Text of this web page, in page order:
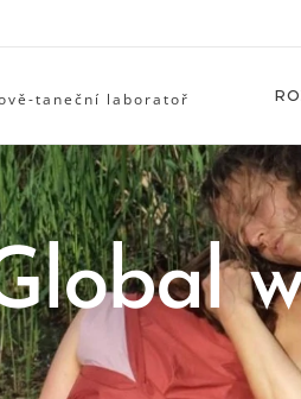
taneční laboratoř